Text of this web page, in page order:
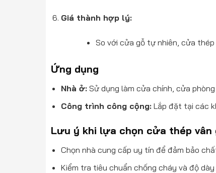
Giá thành hợp lý:
So với cửa gỗ tự nhiên, cửa
Ứng dụng
Nhà ở: Sử dụng làm cửa chính, cửa
Công trình công cộng: Lắp đặt tại các
Lưu ý khi lựa chọn cửa thép vân
Chọn nhà cung cấp uy tín để đảm bảo
Kiểm tra tiêu chuẩn chống cháy và độ